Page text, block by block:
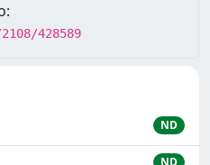
428589
ND